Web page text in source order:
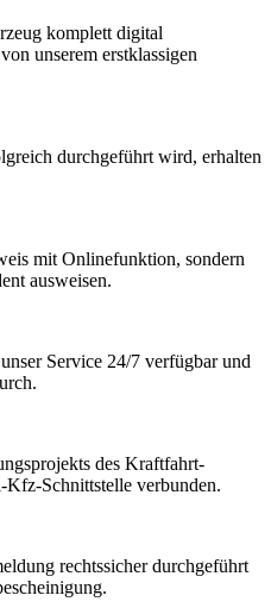
komplett digital
unserem erstklassigen
durchgeführt wird, erhalten
mit Onlinefunktion, sondern
ausweisen.
Service 24/7 verfügbar und
des Kraftfahrt-
Kfz-Schnittstelle verbunden.
rechtssicher durchgeführt